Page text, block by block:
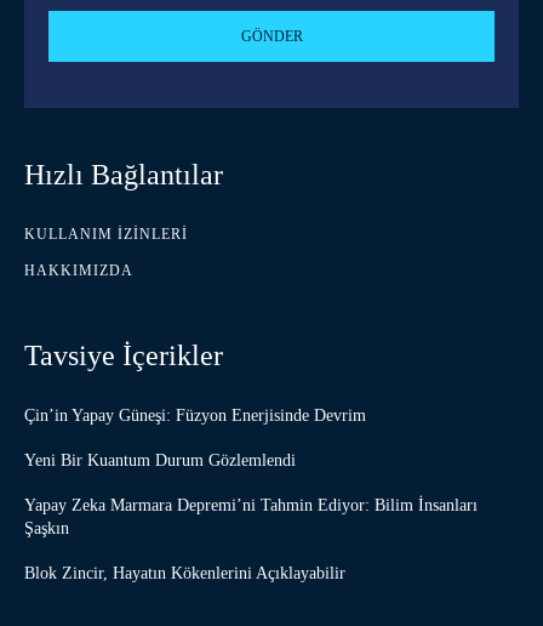
GÖNDER
Hızlı Bağlantılar
KULLANIM İZINLERI
HAKKIMIZDA
Tavsiye İçerikler
Çin’in Yapay Güneşi: Füzyon Enerjisinde Devrim
Yeni Bir Kuantum Durum Gözlemlendi
Yapay Zeka Marmara Depremi’ni Tahmin Ediyor: Bilim İnsanları
Şaşkın
Blok Zincir, Hayatın Kökenlerini Açıklayabilir